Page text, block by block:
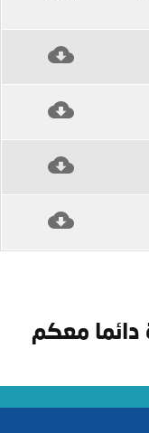
دائما معكم